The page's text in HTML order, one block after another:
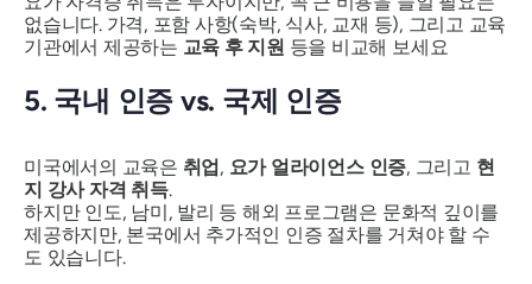
없습니다. 가격, 포함 사항(숙박, 식사, 교재 등), 그리고 교육
기관에서 제공하는 교육 후 지원 등을 비교해 보세요
5. 국내 인증 vs. 국제 인증
미국에서의 교육은 취업, 요가 얼라이언스 인증, 그리고 현
지 강사 자격 취득.
하지만 인도, 남미, 발리 등 해외 프로그램은 문화적 깊이를
제공하지만, 본국에서 추가적인 인증 절차를 거쳐야 할 수
도 있습니다.